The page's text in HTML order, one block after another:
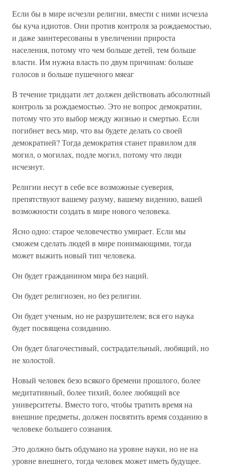
Если бы в мире исчезли религии, вмести с ними исчезла
бы куча идиотов. Они против контроля за рождаемостью,
и даже заинтересованы в увеличении прироста
населения, потому что чем больше детей, тем больше
власти. Им нужна власть по двум причинам: больше
голосов и больше пушечного мяеаг
В течение тридцати лет должен действовать абсолютный
контроль за рождаемостью. Это не вопрос демократии,
потому что это выбор между жизнью и смертью. Если
погибнет весь мир, что вы будете делать со своей
демократией? Тогда демократия станет правилом для
могил, о могилах, подле могил, потому что люди
исчезнут.
Религии несут в себе все возможные суеверия,
препятствуют вашему разуму, вашему видению, вашей
возможности создать в мире нового человека.
Ясно одно: старое человечество умирает. Если мы
сможем сделать людей в мире понимающими, тогда
может выжить новый тип человека.
Он будет гражданином мира без наций.
Он будет религиозен, но без религии.
Он будет ученым, но не разрушителем; вся его наука
будет посвящена созиданию.
Он будет благочестивый, сострадательный, любящий, но
не холостой.
Новый человек безо всякого бремени прошлого, более
медитативный, более тихий, более любящий все
университеты. Вместо того, чтобы тратить время на
внешние предметы, должен посвятить время созданию в
человеке большего сознания.
Это должно быть обдумано на уровне науки, но не на
уровне внешнего, тогда человек может иметь будущее.